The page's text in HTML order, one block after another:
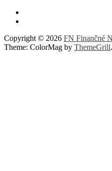
Copyright © 2026 FN Finančné
Theme: ColorMag by ThemeGrill